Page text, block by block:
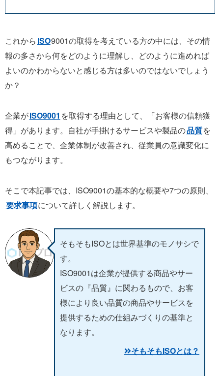
これから ISO9001の取得を考えている方の中には、その情
報の多さから何をどのように理解し、どのように進めれば
よいのかわからないと感じる方は多いのではないでしょう
か？
企業がISO9001 を取得する理由として、「お客様の信頼獲
得」があります。自社が手掛けるサービスや製品の品質を
高めることで、企業体制が改善され、従業員の意識変化に
もつながります。
そこで本記事では、ISO9001の基本的な概要や7つの原則、
要求事項について詳しく解説します。
そもそもISOとは世界基準のモノサシで
す。
ISO9001は企業が提供する商品やサー
ビスの『品質』に関わるもので、お客
様により良い品質の商品やサービスを
提供するための仕組みづくりの基準と
なります。
そもそもISOとは？